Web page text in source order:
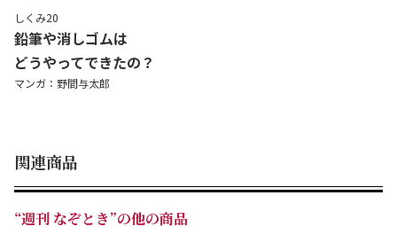
しくみ20
鉛筆や消しゴムは
どうやってできたの？
マンガ：野間与太郎
関連商品
“週刊 なぞとき”の他の商品